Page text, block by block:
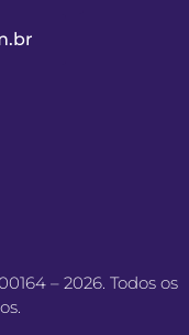
– 2026. Todos os